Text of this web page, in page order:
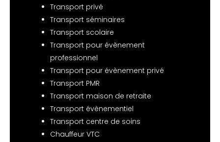
Transport privé
Transport séminaires
Transport scolaire
Transport pour évènement
professionnel
Transport pour évènement privé
Transport PMR
Transport maison de retraite
Transport évènementiel
Transport centre de soins
Chauffeur VTC